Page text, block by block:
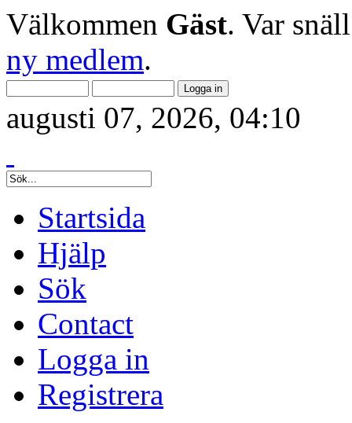
Välkommen Gäst. Var
ny medlem.
augusti 07, 2026, 04:10
Startsida
Hjälp
Sök
Contact
Logga in
Registrera